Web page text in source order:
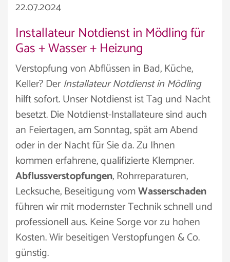
22.07.2024
Installateur Notdienst in Mödling für
Gas + Wasser + Heizung
Verstopfung von Abflüssen in Bad, Küche,
Keller? Der Installateur Notdienst in Mödling
hilft sofort. Unser Notdienst ist Tag und Nacht
besetzt. Die Notdienst-Installateure sind auch
an Feiertagen, am Sonntag, spät am Abend
oder in der Nacht für Sie da. Zu Ihnen
kommen erfahrene, qualifizierte Klempner.
Abflussverstopfungen, Rohrreparaturen,
Lecksuche, Beseitigung vomWasserschaden
führen wir mit modernster Technik schnell und
professionell aus. Keine Sorge vor zu hohen
Kosten. Wir beseitigen Verstopfungen & Co.
günstig.